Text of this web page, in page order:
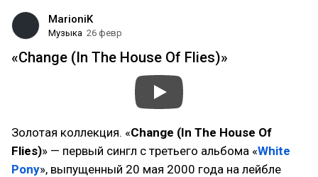
MarioniK
Музыка 26 февр
«Change (In The House Of Flies)»
Золотая коллекция. «Change (In The House Of
Flies)» — первый сингл с третьего альбома «White
Pony», выпущенный 20 мая 2000 года на лейбле